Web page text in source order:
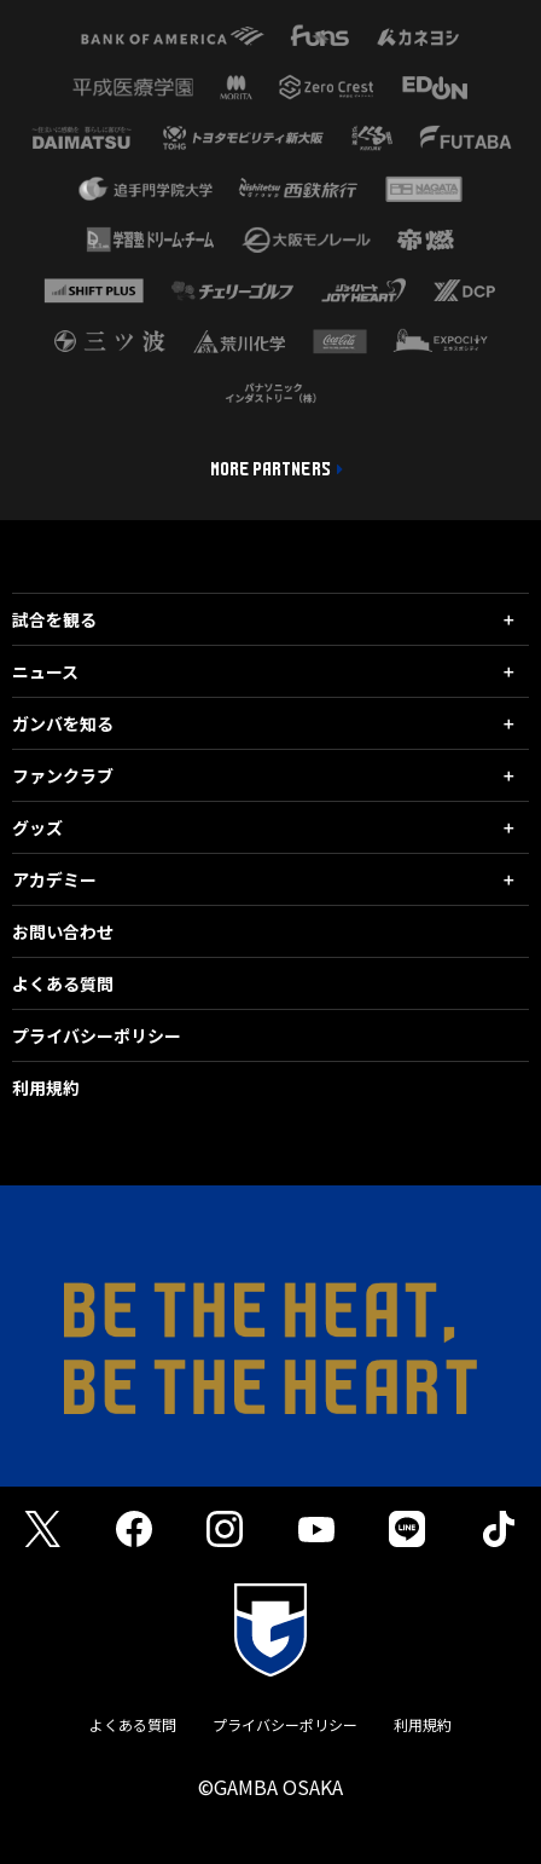
MORE PARTNERS
試合を観る
ニュース
ガンバを知る
ファンクラブ
グッズ
アカデミー
お問い合わせ
よくある質問
プライバシーポリシー
利用規約
よくある質問 プライバシーポリシー 利用規約
©GAMBA OSAKA